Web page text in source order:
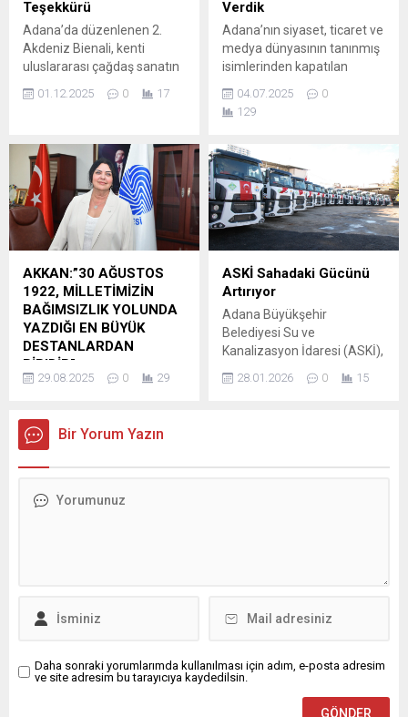
Üyesi Eda Kayhan; İstanbul
Lider Koleji Adana
Kampüsünden Kampüs
Müdürü Ali Canoğlu,
Ortaokul Müdürü Esra
ALANINDA UZMAN İSİMLER
AYNI...
Teşekkürü
Adana’da düzenlenen 2.
Akdeniz Bienali, kenti
uluslararası çağdaş sanatın
getirirken, Çukurova Çağdaş
Gazioğlu, Adanalı
sanatseverlere ilgilerinden
dolayı teşekkür etti. Mehmet
Gazioğlu, Adana’nın sanatla
kurduğu güçlü bağa dikkat
çekerek, “Akdeniz’in kadim
kültürlerini çağdaş sanatın
diliyle buluşturan bu bienal,
şehrimizin vizyonunu ve
potansiyelini...
01.12.2025 0 17
Verdik
Adana’nın siyaset, ticaret ve
medya dünyasının tanınmış
isimlerinden kapatılan
Hakan Bülent Yardımcı
toprağa verildi. Geçirdiği kalp
Yardımcı için önce Çukurova
gazeteciler cemiyeti önünde
bir tören düzenlendi. Hakan
Bülent Yardımcı daha sonra
Akkapı’daki aile
mezarlığı’nda defnedildi.
Cenaze törenine CHP
TBMM Grup Başkan Vekili...
04.07.2025
0
129
AKKAN:”30 AĞUSTOS
1922, MİLLETİMİZİN
BAĞIMSIZLIK YOLUNDA
YAZDIĞI EN BÜYÜK
DESTANLARDAN
BİRIDİR”
Seyhan Belediye Başkan
Ağustos Zafer Bayramının
103. yıl dönümü dolayısıyla
mesajında şu ifadelere yer
Cumhuriyetimize giden
29.08.2025 0 29
ASKİ Sahadaki Gücünü
Artırıyor
Adana Büyükşehir
Belediyesi Su ve
Kanalizasyon İdaresi (ASKİ),
sürdürülen içme suyu,
28.01.2026 0 15
Bir Yorum Yazın
Daha sonraki yorumlarımda kullanılması için adım, e-posta adresim
ve site adresim bu tarayıcıya kaydedilsin.